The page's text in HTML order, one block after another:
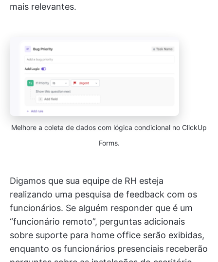
mais relevantes.
Melhore a coleta de dados com lógica condicional no ClickUp
Forms.
Digamos que sua equipe de RH esteja
realizando uma pesquisa de feedback com os
funcionários. Se alguém responder que é um
“funcionário remoto”, perguntas adicionais
sobre suporte para home office serão exibidas,
enquanto os funcionários presenciais receberão